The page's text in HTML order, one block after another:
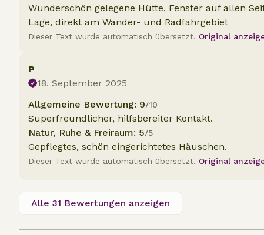
Wunderschön gelegene Hütte, Fenster auf allen
Lage, direkt am Wander- und Radfahrgebiet
Dieser Text wurde automatisch übersetzt. Original
P
18. September 2025
Allgemeine Bewertung: 9/10
Superfreundlicher, hilfsbereiter Kontakt.
Natur, Ruhe & Freiraum: 5/5
Gepflegtes, schön eingerichtetes Häuschen.
Dieser Text wurde automatisch übersetzt. Original
Alle 31 Bewertungen anzeigen